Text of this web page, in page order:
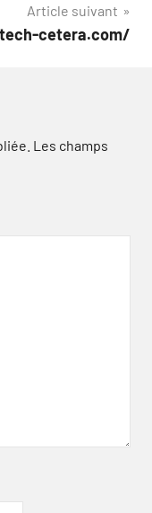
Article suivant
cetera.com/
Les champs